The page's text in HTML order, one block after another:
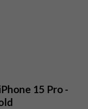
15 Pro -